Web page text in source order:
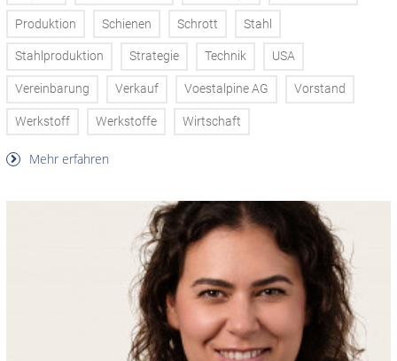
Produktion Schienen Schrott Stahl
Stahlproduktion Strategie Technik USA
Vereinbarung Verkauf Voestalpine AG Vorstand
Werkstoff Werkstoffe Wirtschaft
Mehr erfahren